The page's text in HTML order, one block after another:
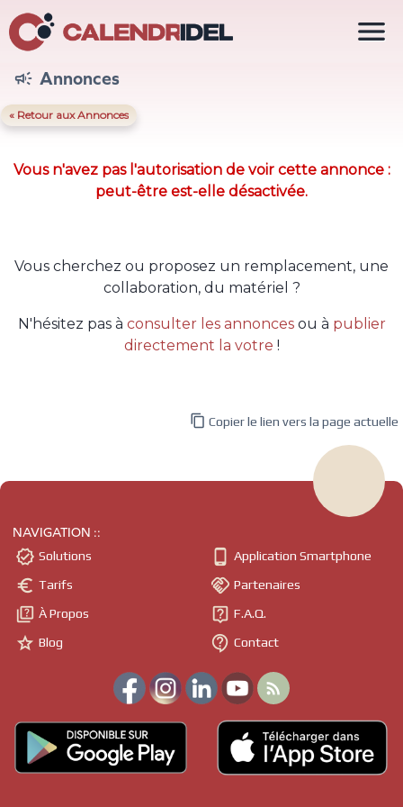
 Annonces
« Retour aux Annonces
Vous n'avez pas l'autorisation de voir cette annonce :
peut-être est-elle désactivée.
Vous cherchez ou proposez un remplacement, une
collaboration, du matériel ?
N'hésitez pas à consulter les annoncesou à publier
directement la votre !

 Copier le lien vers la page actuelle
NAVIGATION ::
 Solutions
 Tarifs
 À Propos
 Blog
 Application Smartphone
 Partenaires
 F.A.Q.
 Contact
